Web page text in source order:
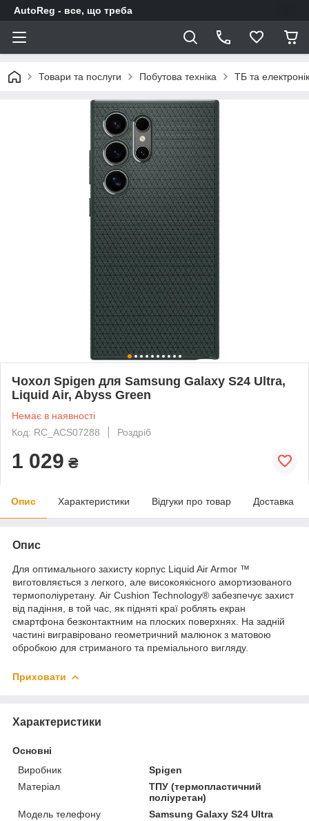
AutoReg - все, що треба
Товари та послуги Побутова техніка ТБ та
Чохол Spigen для Samsung Galaxy S24 Ultra,
Liquid Air, Abyss Green
Немає в наявності
Код: RC_ACS07288
Роздріб
1 029 ₴
Опис Характеристики Відгуки про товар Доставка
Опис
Для оптимального захисту корпус Liquid Air Armor ™
виготовляється з легкого, але високоякісного амортизованого
термополіуретану. Air Cushion Technology® забезпечує захист
від падіння, в той час, як підняті краї роблять екран
смартфона безконтактним на плоских поверхнях. На задній
частині вигравіровано геометричний малюнок з матовою
обробкою для стриманого та преміального вигляду.
Приховати
Характеристики
Основні
Виробник
Spigen
Матеріал
ТПУ (термопластичний
поліуретан)
Модель телефону
Samsung Galaxy S24 Ultra